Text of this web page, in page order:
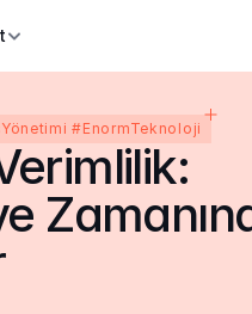
#EnormTeknoloji